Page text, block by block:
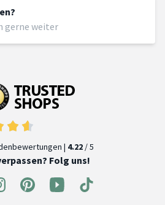
gerne weiter
| 4.22 / 5
Folg uns!